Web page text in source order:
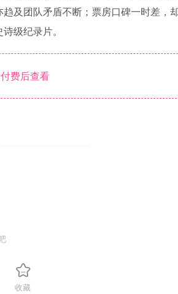
及团队矛盾不断；票房口碑一时差，
级纪录片。
费后查看
收藏